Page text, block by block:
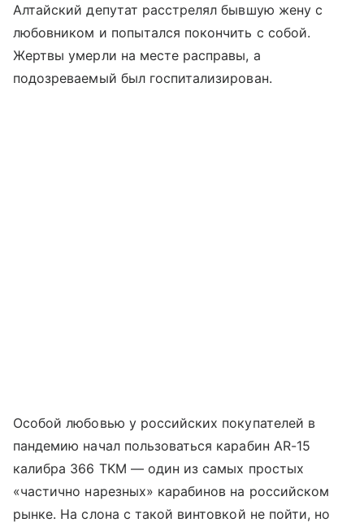
Алтайский депутат расстрелял бывшую жену с
любовником и попытался покончить с собой.
Жертвы умерли на месте расправы, а
подозреваемый был госпитализирован.
Особой любовью у российских покупателей в
пандемию начал пользоваться карабин AR-15
калибра 366 TKM — один из самых простых
«частично нарезных» карабинов на российском
рынке. На слона с такой винтовкой не пойти, но